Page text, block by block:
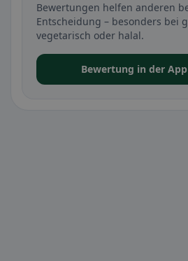
Bewertungen helfen anderen
Entscheidung – besonders bei
vegetarisch oder halal.
Bewertung in der